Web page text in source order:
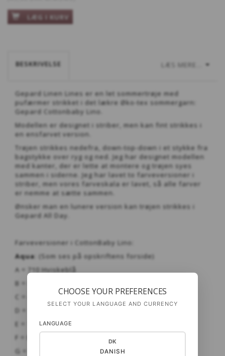
LÆG I KURV
LÆS MERE...
BESKRIVELSE
Gepard Linen Lines er en let sommertrøje med
pufærmer strikket i det lækre Øko-tex sommergarn:
Gepard Cottonbaby Lino.
Modellen er designet i striber, men kan fint strikkes i
en ensfarvet version.
Trøjen strikkes nedefra, down-top-down i et stykke fra
bagstykke over ryg og ned. Jeg har designet modellen
med kanter, der er lette at montere og trøjen syes
sammen i siderne. Jeg har lavet to farveversioner i
striber, men vores farveskala er lavet, så alle farver
er nemme at sætte sammen.
Ønsker man en lunere version kan trøjen strikkes i
Gepard All Day.
Farveversioner i CottonBaby Lino:
Aqua : (Som ses på opskriftens forside)
A = 710 Hviskeblå
B = 818 Lavgrøn
C = 410 Pudder
D = 728 Aquagrå
E = 110 Majsgul
F = 814 Beige
G = 516 Markmus
CHOOSE YOUR PREFERENCES
SELECT YOUR LANGUAGE AND CURRENCY
LANGUAGE
DK
DANISH